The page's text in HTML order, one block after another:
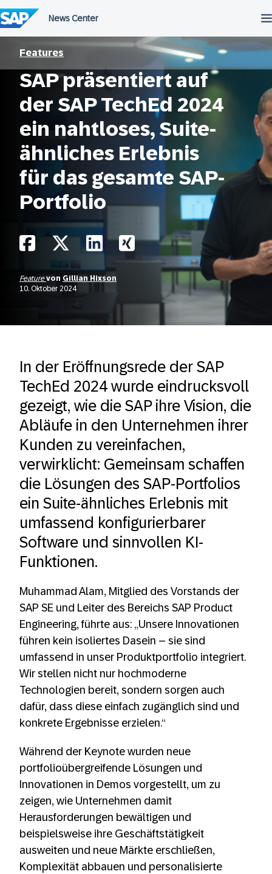
Features
SAP präsentiert auf
der SAP TechEd 2024
ein nahtloses, Suite-
ähnliches Erlebnis
für das gesamte SAP-
Portfolio
Featurevon Gillian Hixson
10. Oktober 2024
In der Eröffnungsrede der SAP
TechEd 2024 wurde eindrucksvoll
gezeigt, wie die SAP ihre Vision, die
Abläufe in den Unternehmen ihrer
Kunden zu vereinfachen,
verwirklicht: Gemeinsam schaffen
die Lösungen des SAP-Portfolios
ein Suite-ähnliches Erlebnis mit
umfassend konfigurierbarer
Software und sinnvollen KI-
Funktionen.
Muhammad Alam, Mitglied des Vorstands der
SAP SE und Leiter des Bereichs SAP Product
Engineering, führte aus: „Unsere Innovationen
führen kein isoliertes Dasein – sie sind
umfassend in unser Produktportfolio integriert.
Wir stellen nicht nur hochmoderne
Technologien bereit, sondern sorgen auch
dafür, dass diese einfach zugänglich sind und
konkrete Ergebnisse erzielen.“
Während der Keynote wurden neue
portfolioübergreifende Lösungen und
Innovationen in Demos vorgestellt, um zu
zeigen, wie Unternehmen damit
Herausforderungen bewältigen und
beispielsweise ihre Geschäftstätigkeit
ausweiten und neue Märkte erschließen,
Komplexität abbauen und personalisierte